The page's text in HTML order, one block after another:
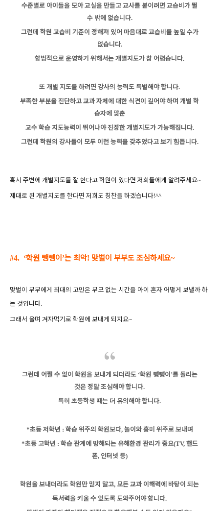
수준별로 아이들을 모아 교실을 만들고 교사를 붙이려면 교습비가 뛸
수 밖에 없습니다.
그런데 학원 교습비 기준이 정해져 있어 마음대로 교습비를 높일 수가
없습니다.
합법적으로 운영하기 위해서는 개별지도가 참 어렵습니다.
또 개별 지도를 하려면 강사의 능력도 특별해야 합니다.
부족한 부분을 진단하고 교과 자체에 대한 식견이 깊어야 하며 개별 학
습자에 맞춘
교수 학습 지도능력이 뛰어나야진정한 개별지도가 가능해집니다.
그런데 학원의 강사들이 모두 이런 능력을 갖추었다고 보기 힘듭니다.
혹시 주변에 개별지도를 잘 한다고 학원이 있다면 저희들에게 알려주세요~
제대로 된 개별지도를 한다면 저희도 칭찬을 하겠습니다!^^
#4. ‘학원 뺑뺑이 ’는 최악! 맞벌이 부부도 조심하세요~
맞벌이 부부에게 최대의 고민은 부모 없는 시간을 아이 혼자 어떻게 보낼까 하
는 것입니다.
그래서 울며 겨자먹기로 학원에 보내게 되지요~
그런데 어쩔 수 없이 학원을 보내게 되더라도 ‘학원 뺑뺑이 ’를 돌리는
것은 정말 조심해야 합니다.
특히 초등학생 때는 더 유의해야 합니다.
*초등 저학년 : 학습 위주의 학원보다, 놀이와 흥미 위주로 보내며
*초등 고학년 : 학습 관계에 방해되는 유해환경 관리가 중요(TV, 핸드
폰, 인터넷 등)
학원을 보내더라도 학원만 믿지 말고, 모든 교과 이해력에 바탕이 되는
독서력을 키울 수 있도록 도와주어야 합니다.